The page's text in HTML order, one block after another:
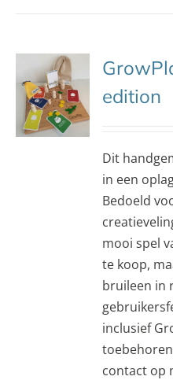
edition
Dit
in een
Bedoeld
mooi spel
te koop,
bruileen in
inclusief
contact op